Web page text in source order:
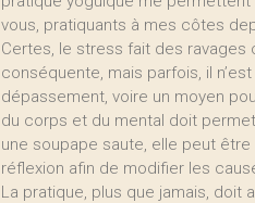
vous, pratiquants à mes côtes
Certes, le stress fait des ravages
conséquente, mais parfois, il
dépassement, voire un moyen
du corps et du mental doit
une soupape saute, elle peut
réflexion afin de modifier les
La pratique, plus que jamais, doit